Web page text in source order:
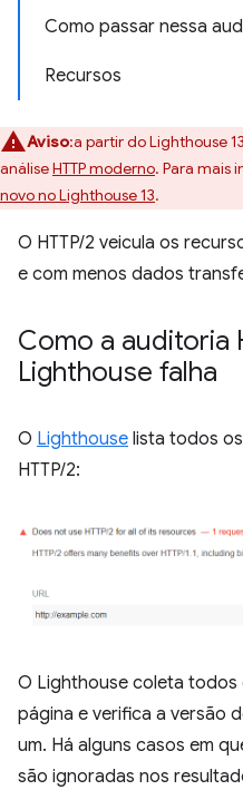
Como passar nessa
Recursos
Aviso:a partir do Lighthouse
análiseHTTP moderno. Para mais
novo no Lighthouse 13.
O HTTP/2 veicula os
e com menos dados
Como a auditoria
Lighthouse falha
O Lighthouse lista todos
HTTP/2:
O Lighthouse coleta
página e verifica a versão
um. Há alguns casos em
são ignoradas nos